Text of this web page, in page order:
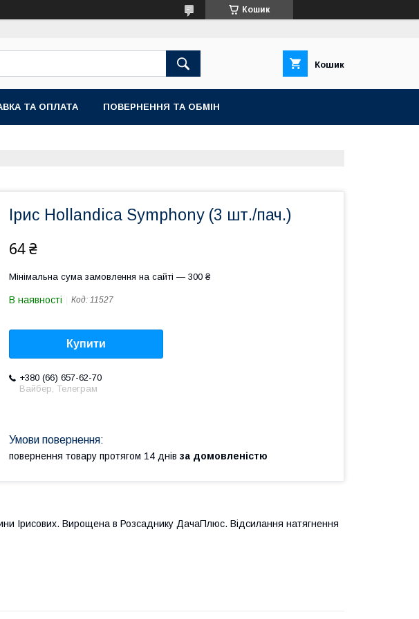
Кошик
Кошик
ТА ОПЛАТА ПОВЕРНЕННЯ ТА ОБМІН
Ірис Hollandica Symphony (3 шт./пач.)
64 ₴
Мінімальна сума замовлення на сайті — 300 ₴
В наявності Код: 11527
Купити
+380 (66) 657-62-70
Вайбер, Телеграм
повернення товару протягом 14 днів за домовленістю
Ірисових. Вирощена в Розсаднику ДачаПлюс. Відсилання натягнення